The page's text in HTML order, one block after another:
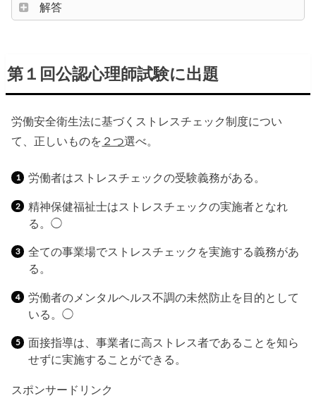
解答
第１回公認心理師試験に出題
労働安全衛生法に基づくストレスチェック制度につい
て、正しいものを ２つ選べ。
労働者はストレスチェックの受験義務がある。
精神保健福祉士はストレスチェックの実施者となれ
る。◯
全ての事業場でストレスチェックを実施する義務があ
る。
労働者のメンタルヘルス不調の未然防止を目的として
いる。◯
面接指導は、事業者に高ストレス者であることを知ら
せずに実施することができる。
スポンサードリンク